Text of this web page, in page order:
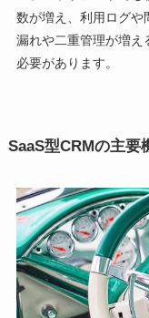
数が増え、利用ログや
漏れや二重管理が増え
必要があります。
SaaS型CRMの主要